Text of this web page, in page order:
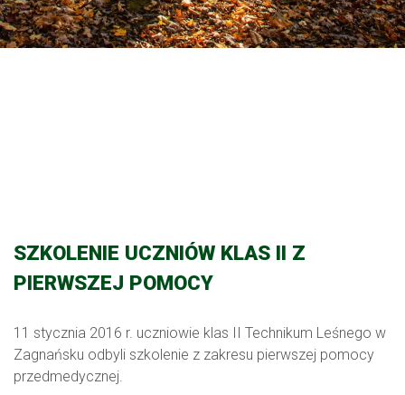
SZKOLENIE UCZNIÓW KLAS II Z
PIERWSZEJ POMOCY
11 stycznia 2016 r. uczniowie klas II Technikum Leśnego w
Zagnańsku odbyli szkolenie z zakresu pierwszej pomocy
przedmedycznej.